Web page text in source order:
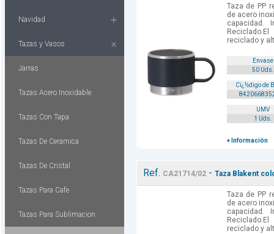
Navidad
Tazas y Vasos
Jarras
Tazas Acero Inoxidable
Tazas Con Tapa
Tazas De Ceramica
Tazas De Cristal
Tazas Para Cafe
Tazas Para Sublimacion
Taza de PP
de acero
capacidad.
reciclado y
Envase
50 Uds.
Cï¿½digo de
UMV
1 Uds.
+ Información
Ref. CA21714/02- Taza Blakent
Taza de PP
de acero
capacidad.
reciclado y